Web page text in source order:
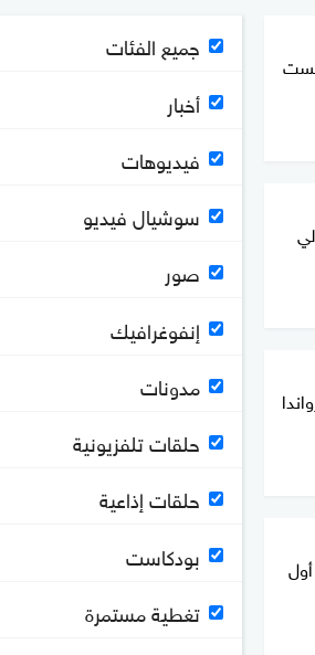
مليونا ليست
جميع الفئات
أخبار
فيديوهات
سوشيال فيديو
صور
إنفوغرافيك
مدونات
حلقات تلفزيونية
حلقات إذاعية
بودكاست
تغطية مستمرة